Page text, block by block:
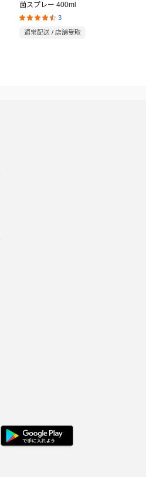
菌スプレー 400ml
3
通常配送 / 店舗受取